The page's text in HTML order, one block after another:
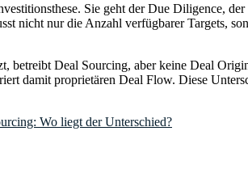
Sie geht der Due Diligence,
nicht nur die Anzahl verfügbarer Targets,
Deal Sourcing, aber keine Deal
damit proprietären Deal Flow. Diese
Wo liegt der Unterschied?